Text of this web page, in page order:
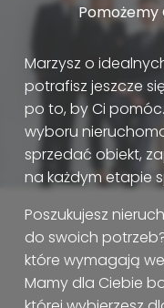
Pomożemy
Marzysz o
potrafisz jeszcze
po to, by Ci
wyboru
sprzedać obiekt,
na każdym etapie
Poszukujesz
do swoich
które wymagają
Mamy dla Ciebie